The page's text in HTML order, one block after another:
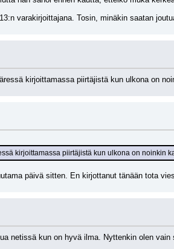
varakirjoittajana. Tosin, minäkin saatan
kirjoittamassa piirtäjistä kun ulkona on
kirjoittamassa piirtäjistä kun ulkona on noinkin
päivä sitten. En kirjottanut tänään tota
netissä kun on hyvä ilma. Nyttenkin olen